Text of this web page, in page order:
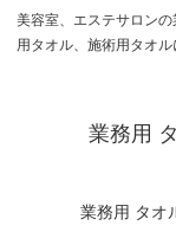
美容室、エステサロン
用タオル、施術用タオ
業務用
業務用 タオ